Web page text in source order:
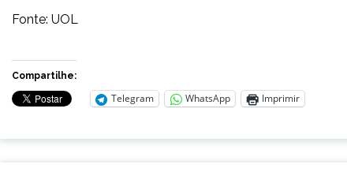
Fonte: UOL
Compartilhe:
Telegram WhatsApp Imprimir